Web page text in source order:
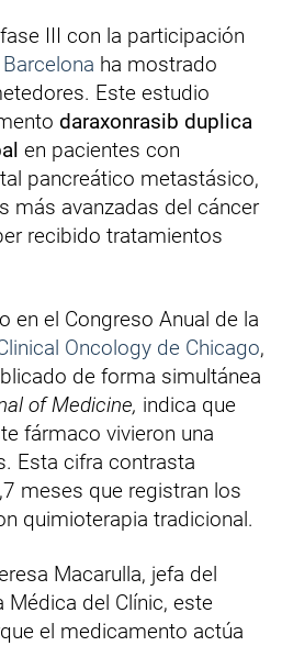
III con la participación
ha mostrado
Este estudio
daraxonrasib duplica
en pacientes con
pancreático metastásico,
más avanzadas del cáncer
recibido tratamientos
en el Congreso Anual de la
Oncology de Chicago,
de forma simultánea
of Medicine, indica que
fármaco vivieron una
Esta cifra contrasta
meses que registran los
quimioterapia tradicional.
Macarulla, jefa del
Médica del Clínic, este
el medicamento actúa